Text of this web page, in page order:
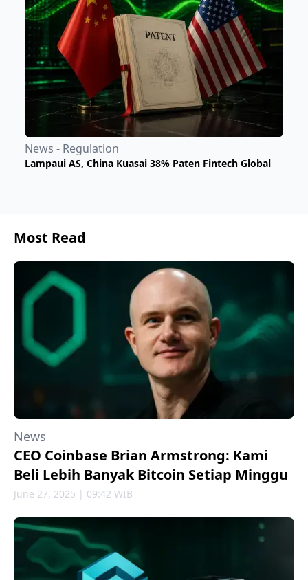
News - Regulation
Lampaui AS, China Kuasai 38% Paten Fintech Global
Most Read
News
CEO Coinbase Brian Armstrong: Kami
Beli Lebih Banyak Bitcoin Setiap Minggu
June 27, 2025 | 09:42 WIB